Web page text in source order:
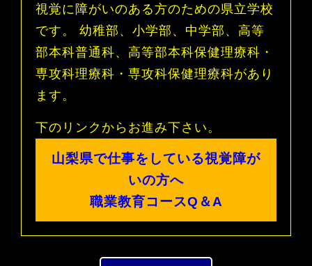
視覚に障がいのある方のための県立学校
です。 幼稚部、小学部、中学部、高等
部本科普通科、高等部本科保健理療科・
専攻科理療科・専攻科保健理療科があり
ます。
下のリンクからお進み下さい。
山梨県で仕事をしている視覚障が
いの方へ
職業教育コースQ＆A